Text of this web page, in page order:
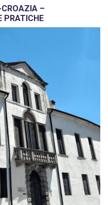
CROAZIA –
PRATICHE